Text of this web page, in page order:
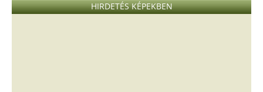
HIRDETÉS KÉPEKBEN